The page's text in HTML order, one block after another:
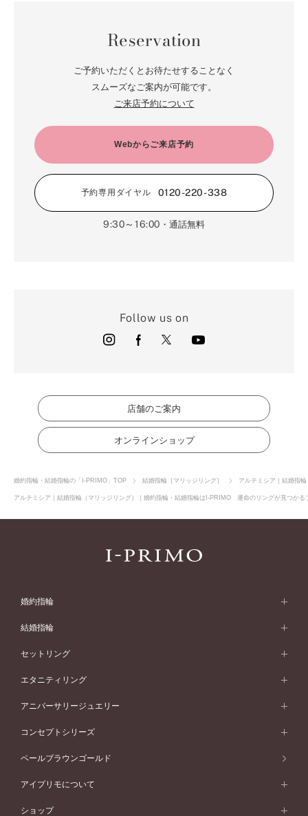
Reservation
ご予約いただくとお待たせすることなく
スムーズなご案内が可能です。
ご来店予約について
Webからご来店予約
予約専用ダイヤル 0120-220-338
9:30～16:00 ・通話無料
Follow us on
店舗のご案内
オンラインショップ
婚約指輪・結婚指輪の「I-PRIMO」TOP 結婚指輪［マリッジリング］ アルテミシア｜結婚指
アルテミシア｜結婚指輪（マリッジリング）｜婚約指輪・結婚指輪はI-PRIMO 運命のリングが見つか
婚約指輪
婚約指輪 (エンゲージリング)
婚約指輪一覧
ピンクゴールド
ペールブラウンゴールド
ウェーブライン
V字ライン
ワンサイドメレ
ダブルサイドメレ
フェミニン
モード
50万円台～
40万円台～
結婚指輪
結婚指輪 (マリッジリング)
結婚指輪一覧
ピンクゴールド
ペールブラウンゴールド
ウェーブライン
V字ライン
ワンメレ
セベラルメレ
フェミニン
セットリング
セットリング
セットリング一覧
ピンクゴールド
ペールブラウンゴールド
エタニティリング
エタニティリング
エタニティリング一覧
ピンクゴールド
アニバーサリージュエリー
アニバーサリージュエリー
アニバーサリージュエリー一覧
コンセプトシリーズ
コンセプトシリーズ
オリジンビリーフ
ペールブラウンゴールド
アイプリモについて
アイプリモについて
ショップ